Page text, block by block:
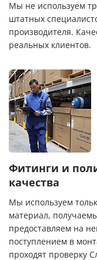
Мы не используем
штатных
производителя.
реальных клиентов.
Фитинги и
качества
Мы используем
материал,
предоставляем на
поступлением в
проходят проверку